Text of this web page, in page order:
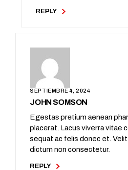
REPLY
SEPTIEMBRE 4, 2024
JOHN SOMSON
Egestas pretium aenean
placerat. Lacus viverra vitae
sequat ac felis donec et.
dictum non consectetur.
REPLY